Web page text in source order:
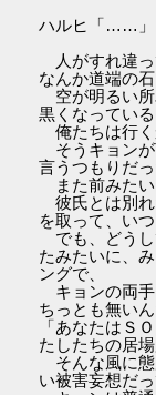
ハルヒ「……」
人がすれ違っ
なんか道端の
空が明るい所
黒くなっている
俺たちは行く
そうキョンが
言うつもりだっ
また前みたい
彼氏とは別
を取って、い
でも、どうし
たみたいに、
ングで、
キョンの両手
ちっとも無い
「あなたはＳ
たしたちの居
そんな風に態
い被害妄想だ